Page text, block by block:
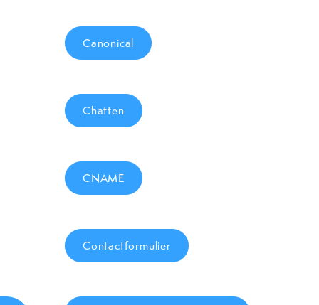
Canonical
Chatten
CNAME
Contactformulier